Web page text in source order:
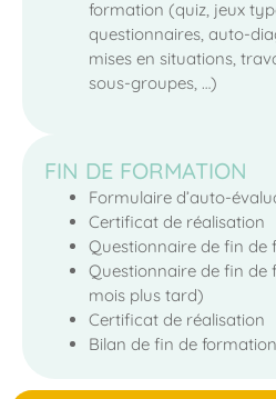
formation (quiz, jeux
questionnaires, auto-
mises en situations,
sous-groupes, …)
FIN DE FORMATION
Formulaire d’auto-
Certificat de réalisation
Questionnaire de fin de
Questionnaire de fin de
mois plus tard)
Certificat de réalisation
Bilan de fin de